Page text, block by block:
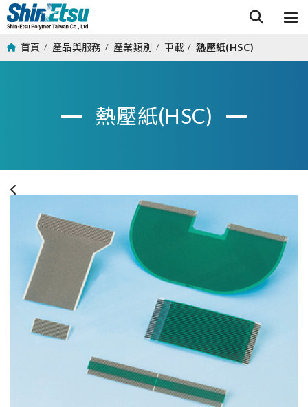
首頁 / 產品與服務 / 產業類別 / 車載 / 熱壓紙(HSC)
熱壓紙(HSC)